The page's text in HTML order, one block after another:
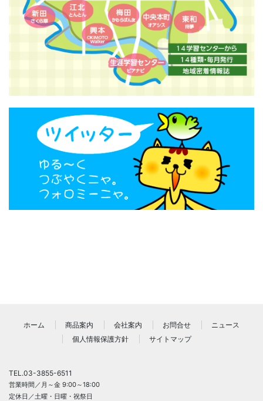
ホーム 商品案内 会社案内 お問合せ
ニュース
個人情報保護方針
サイトマップ
TEL.03-3855-6511
営業時間／月～金 9:00～18:00
定休日／土曜・日曜・祝祭日